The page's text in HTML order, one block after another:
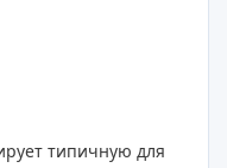
типичную для